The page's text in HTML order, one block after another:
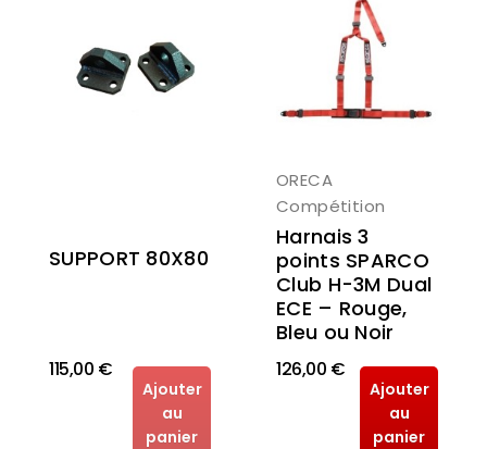
SUPPORT 80X80
115,00 €
Ajouter
au
panier
ORECA
Compétition
Harnais 3
points SPARCO
Club H-3M Dual
ECE – Rouge,
Bleu ou Noir
126,00 €
Ajouter
au
panier